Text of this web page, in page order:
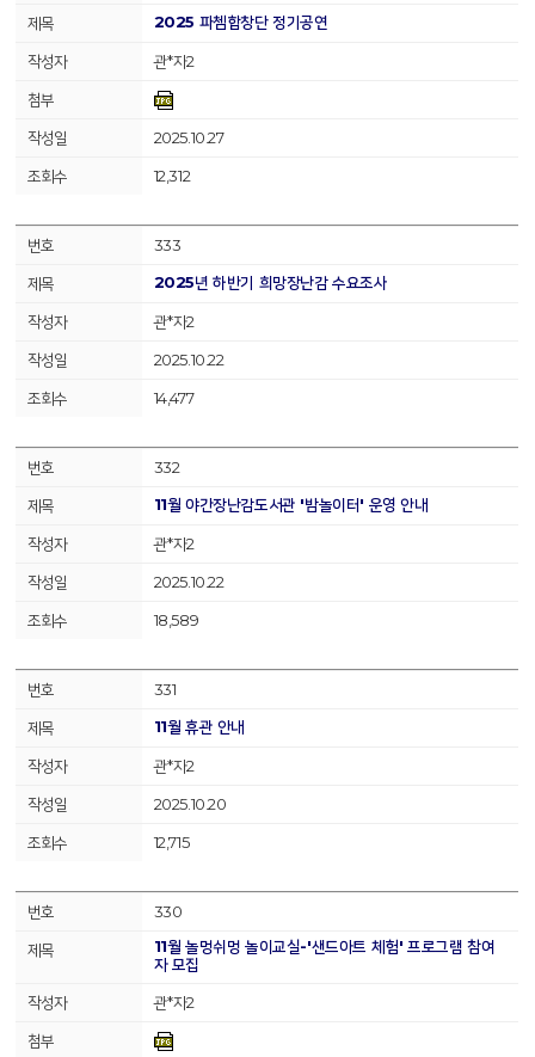
2025 파쳄합창단 정기공연
관*자2
2025.10.27
12,312
333
2025년 하반기 희망장난감 수요조사
관*자2
2025.10.22
14,477
332
11월 야간장난감도서관 '밤놀이터' 운영 안내
관*자2
2025.10.22
18,589
331
11월 휴관 안내
관*자2
2025.10.20
12,715
330
11월 놀멍쉬멍 놀이교실-'샌드아트 체험' 프로그램 참여
자 모집
관*자2